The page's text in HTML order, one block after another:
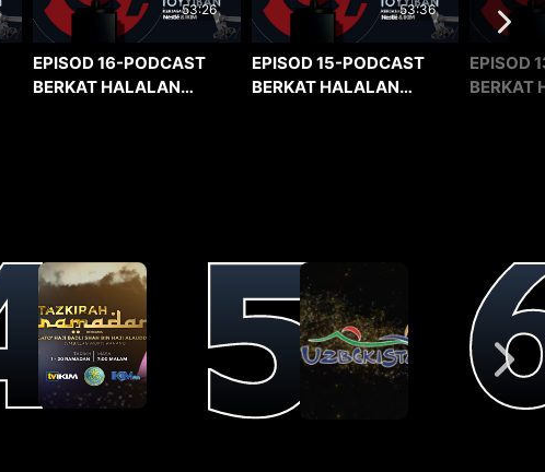
53:26
EPISOD 16-PODCAST
BERKAT HALALAN
53:36
EPISOD 15-PODCAST
BERKAT HALALAN
EPISOD
BERKAT